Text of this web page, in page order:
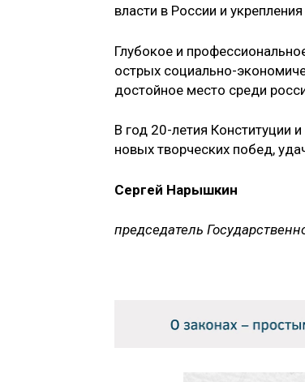
власти в России и
Глубокое и
острых социально-
достойное место среди
В год 20-летия Конституции
новых творческих побед,
Сергей Нарышкин
председатель